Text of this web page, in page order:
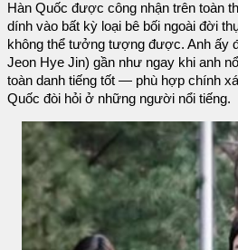
Hàn Quốc được công nhận trên toàn
dính vào bất kỳ loại bê bối ngoài đời
không thể tưởng tượng được. Anh ấy
Jeon Hye Jin) gần như ngay khi anh
toàn danh tiếng tốt — phù hợp chính
Quốc đòi hỏi ở những người nổi tiếng.